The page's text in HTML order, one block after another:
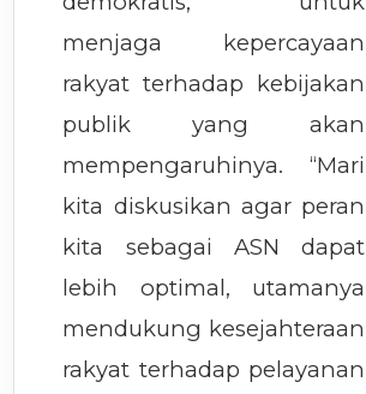
menjaga kepercayaan
rakyat terhadap kebijakan
publik yang akan
mempengaruhinya. “Mari
kita diskusikan agar peran
kita sebagai ASN dapat
lebih optimal, utamanya
mendukung kesejahteraan
rakyat terhadap pelayanan